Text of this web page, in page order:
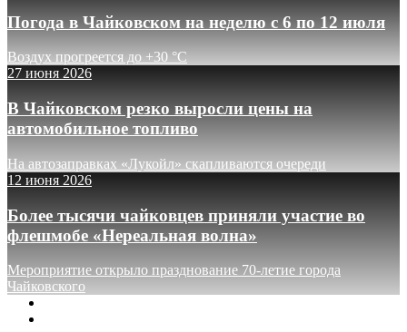
Погода в Чайковском на неделю с 6 по 12 июля
Воздух прогреется до +30 °C
27 июня 2026
В Чайковском резко выросли цены на
автомобильное топливо
На автозаправках «Лукойл» скапливаются очереди
12 июня 2026
Более тысячи чайковцев приняли участие во
флешмобе «Нереальная волна»
Мероприятие открыло празднование 70-летие города
Чайковского